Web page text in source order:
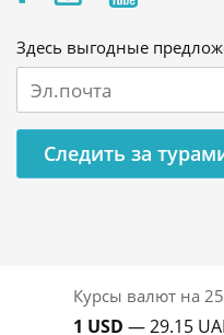
Здесь выгодные
Следить за
Курсы валют на
1 USD — 29.15